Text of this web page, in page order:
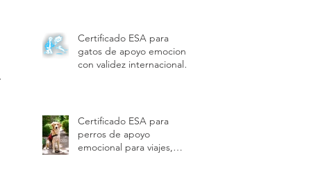
Certificado ESA para
gatos de apoyo emocional
con validez internacional
Certificado ESA para
perros de apoyo
emocional para viajes,